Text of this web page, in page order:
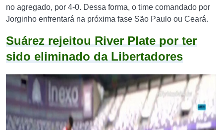
no agregado, por 4-0. Dessa forma, o time comandado por
Jorginho enfrentará na próxima fase São Paulo ou Ceará.
Suárez rejeitou River Plate por ter
sido eliminado da Libertadores